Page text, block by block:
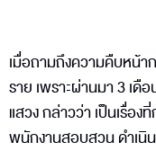
เมื่อถามถึงความคืบหน้
ราย เพราะผ่านมา 3 เดื
แสวง กล่าวว่า เป็นเรื่อ
พนักงานสอบสวน ดำเนิ